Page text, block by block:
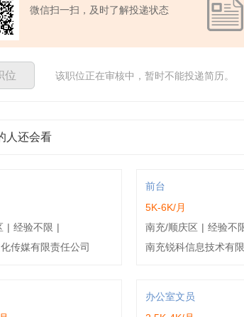
微信扫一扫，及时了解投递状态
位 该职位正在审核中，暂时不能投递简历。
人还会看
| 经验不限 |
传媒有限责任公司
前台
5K-6K/月
南充/顺庆区 | 经验不
南充锐科信息技术有
办公室文员